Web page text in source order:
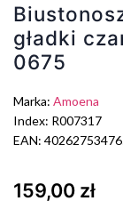
gładki
0675
Marka: Amoena
Index: R007317
EAN:
159,00 zł